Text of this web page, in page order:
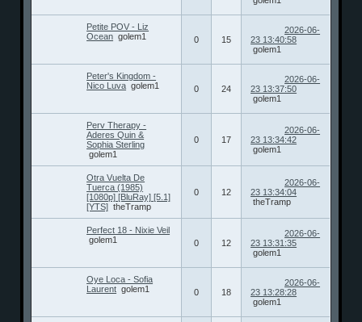
Petite POV - Liz
Ocean golem1 0 15
2026-06-
23 13:40:58
golem1
Peter's Kingdom -
Nico Luva golem1 0 24
2026-06-
23 13:37:50
golem1
Perv Therapy -
Aderes Quin &
Sophia Sterling
golem1
0 17
2026-06-
23 13:34:42
golem1
Otra Vuelta De
Tuerca (1985)
[1080p] [BluRay] [5.1]
[YTS] theTramp
0 12
2026-06-
23 13:34:04
theTramp
Perfect 18 - Nixie Veil
golem1
0 12
2026-06-
23 13:31:35
golem1
Oye Loca - Sofia
Laurent golem1 0 18
2026-06-
23 13:28:28
golem1